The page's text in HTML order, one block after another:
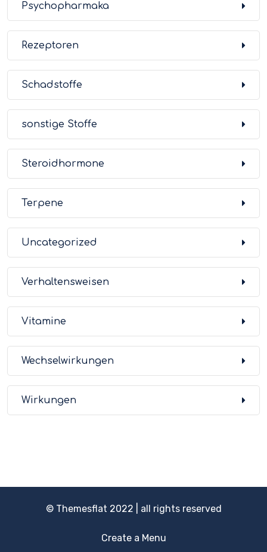
Psychopharmaka
Rezeptoren
Schadstoffe
sonstige Stoffe
Steroidhormone
Terpene
Uncategorized
Verhaltensweisen
Vitamine
Wechselwirkungen
Wirkungen
© Themesflat 2022 | all rights reserved
Create a Menu